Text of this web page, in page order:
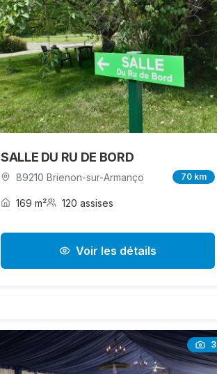
SALLE DU RU DE BORD
89210 Brienon-sur-Armanço 70 km
169 m² 120 assises
Voir les détails
3